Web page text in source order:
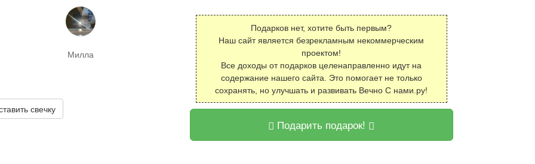
Милла
свечку
Подарков нет, хотите быть первым?
Наш сайт является безрекламным некоммерческим
проектом!
Все доходы от подарков целенаправленно идут на
содержание нашего сайта. Это помогает не только
сохранять, но улучшать и развивать Вечно С нами.ру!
Подарить подарок!